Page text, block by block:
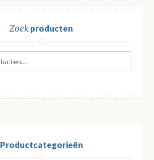
Zoekproducten
Productcategorieën